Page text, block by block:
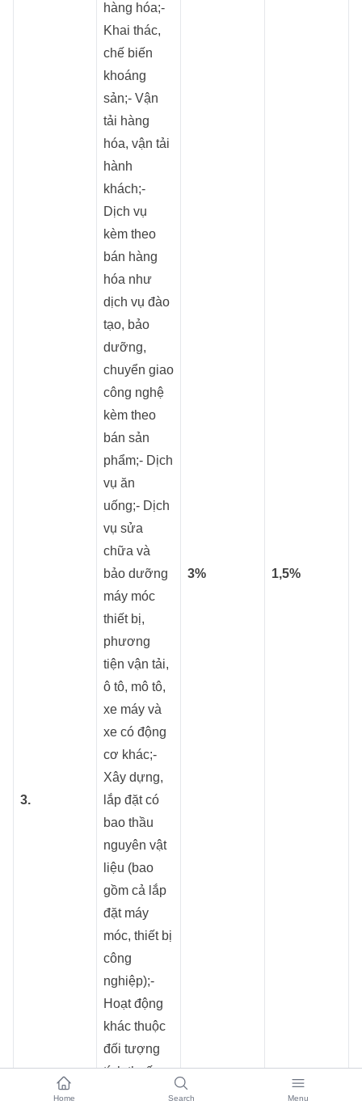
Home Search Menu
3.
hàng hóa;-
Khai thác,
chế biến
khoáng
sản;- Vận
tải hàng
hóa, vận tải
hành
khách;-
Dịch vụ
kèm theo
bán hàng
hóa như
dịch vụ đào
tạo, bảo
dưỡng,
chuyển giao
công nghệ
kèm theo
bán sản
phẩm;- Dịch
vụ ăn
uống;- Dịch
vụ sửa
chữa và
bảo dưỡng
máy móc
thiết bị,
phương
tiện vận tải,
ô tô, mô tô,
xe máy và
xe có động
cơ khác;-
Xây dựng,
lắp đặt có
bao thầu
nguyên vật
liệu (bao
gồm cả lắp
đặt máy
móc, thiết bị
công
nghiệp);-
Hoạt động
khác thuộc
đối tượng
tính thuế
3% 1,5%